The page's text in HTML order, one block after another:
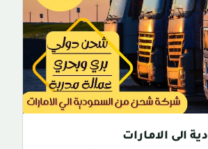
الى الامارات